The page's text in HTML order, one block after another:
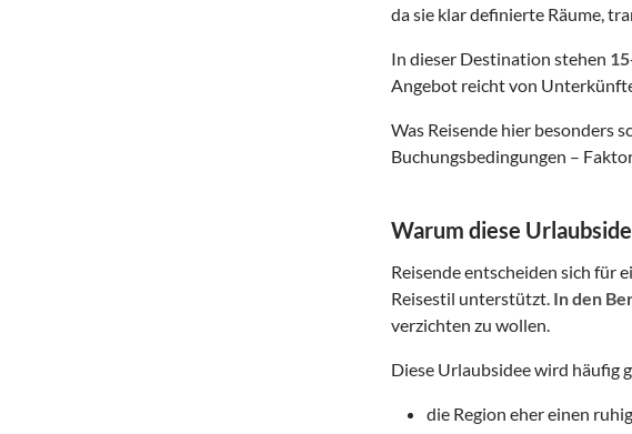
da sie klar definierte Räume,
In dieser Destination stehen 15
Angebot reicht von
Was Reisende hier besonders
Buchungsbedingungen –
Warum diese
Reisende entscheiden sich für
Reisestil unterstützt. In den
verzichten zu wollen.
Diese Urlaubsidee wird häufig
die Region eher einen